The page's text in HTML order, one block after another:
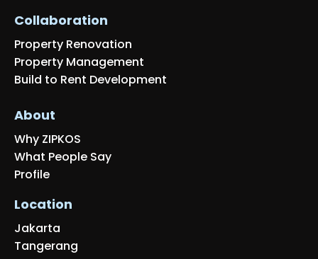
Collaboration
Property Renovation
Property Management
Build to Rent Development
About
Why ZIPKOS
What People Say
Profile
Location
Jakarta
Tangerang